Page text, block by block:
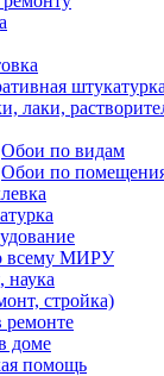
штукатурка
лаки,
Обои по видам
Обои по
всему МИРУ
наука
стройка)
ремонте
доме
помощь